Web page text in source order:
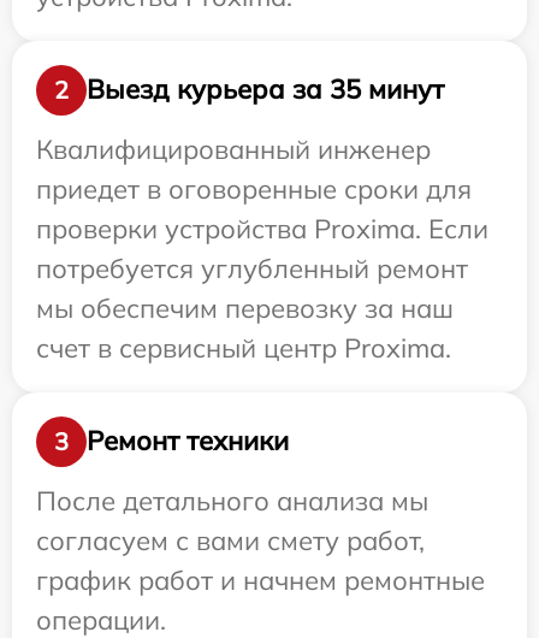
2
Выезд курьера за 35 минут
Квалифицированный инженер
приедет в оговоренные сроки для
проверки устройства Proxima. Если
потребуется углубленный ремонт
мы обеспечим перевозку за наш
счет в сервисный центр Proxima.
3
Ремонт техники
После детального анализа мы
согласуем с вами смету работ,
график работ и начнем ремонтные
операции.